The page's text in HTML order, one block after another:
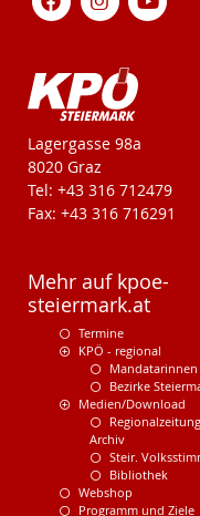
KPÖ-Steiermark
Lagergasse 98a
8020 Graz
Tel: +43 316 712479
Fax: +43 316 716291
Mehr auf kpoe-
steiermark.at
Termine
KPÖ - regional
Mandatarinnen
Bezirke
Medien/Download
Archiv
Steir.
Bibliothek
Webshop
Programm und Ziele